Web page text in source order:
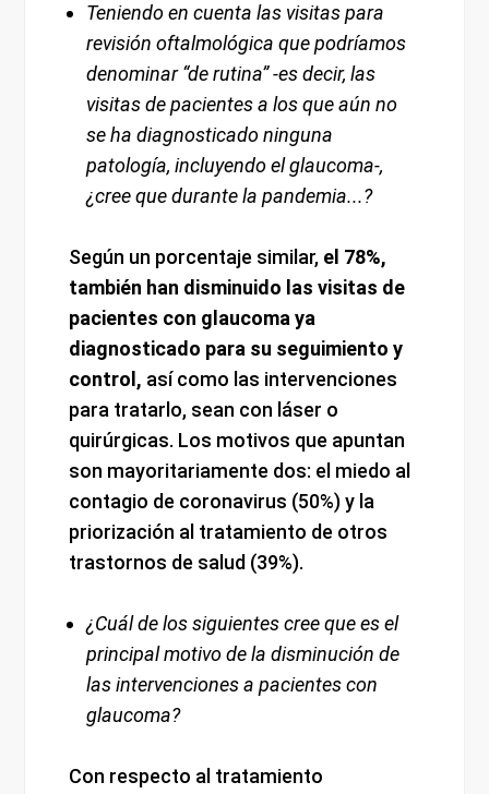
Teniendo en cuenta las visitas para
revisión oftalmológica que podríamos
denominar “de rutina” -es decir, las
visitas de pacientes a los que aún no
se ha diagnosticado ninguna
patología, incluyendo el glaucoma-,
¿cree que durante la pandemia...?
Según un porcentaje similar, el 78%,
también han disminuido las visitas de
pacientes con glaucoma ya
diagnosticado para su seguimiento y
control, así como las intervenciones
para tratarlo, sean con láser o
quirúrgicas. Los motivos que apuntan
son mayoritariamente dos: el miedo al
contagio de coronavirus (50%) y la
priorización al tratamiento de otros
trastornos de salud (39%).
¿Cuál de los siguientes cree que es el
principal motivo de la disminución de
las intervenciones a pacientes con
glaucoma?
Con respecto al tratamiento